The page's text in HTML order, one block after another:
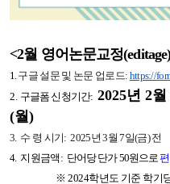
<2월 영어 논문교정
1.구글 설문 및 논문 업로드: https://
2. 구글폼 신청기간: 2025년 2
(월)
3. 수 령 시기:2025년 3월 7일(금) 전
4. 지원금액: 단어당 단가 50원으로
※2024학년도 기준 학기